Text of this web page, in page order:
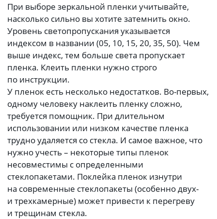
При выборе зеркальной пленки учитывайте,
насколько сильно вы хотите затемнить окно.
Уровень светопропускания указывается
индексом в названии (05, 10, 15, 20, 35, 50). Чем
выше индекс, тем больше света пропускает
пленка. Клеить пленки нужно строго
по инструкции.
У пленок есть несколько недостатков. Во-первых,
одному человеку наклеить пленку сложно,
требуется помощник. При длительном
использовании или низком качестве пленка
трудно удаляется со стекла. И самое важное, что
нужно учесть – некоторые типы пленок
несовместимы с определенными
стеклопакетами. Поклейка пленок изнутри
на современные стеклопакеты (особенно двух-
и трехкамерные) может привести к перегреву
и трещинам стекла.